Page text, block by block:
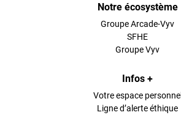
Notre écosystème
Groupe Arcade-Vyv
SFHE
Groupe Vyv
Infos +
Votre espace personnel
Ligne d’alerte éthique